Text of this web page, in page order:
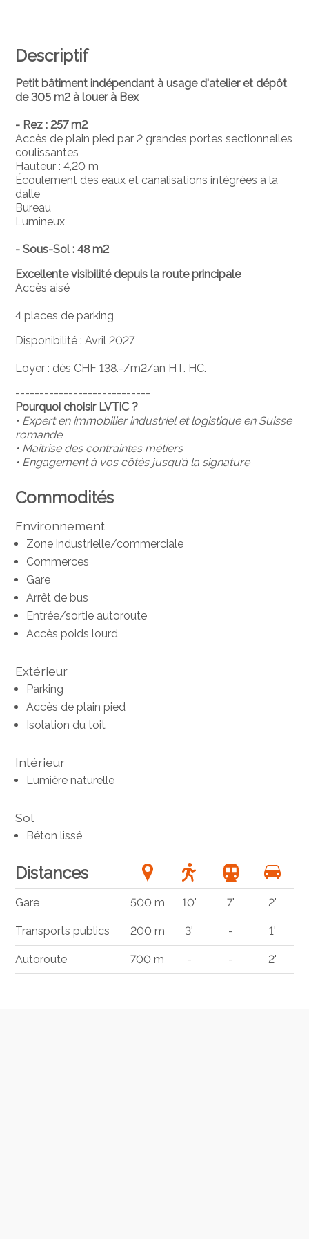
Descriptif
Petit bâtiment indépendant à usage d'atelier et dépôt
de 305 m2 à louer à Bex
- Rez : 257 m2
Accès de plain pied par 2 grandes portes sectionnelles
coulissantes
Hauteur : 4,20 m
Écoulement des eaux et canalisations intégrées à la
dalle
Bureau
Lumineux
- Sous-Sol : 48 m2
Excellente visibilité depuis la route principale
Accès aisé
4 places de parking
Disponibilité : Avril 2027
Loyer : dès CHF 138.-/m2/an HT. HC.
----------------------------
Pourquoi choisir LVTiC ?
• Expert en immobilier industriel et logistique en Suisse
romande
• Maîtrise des contraintes métiers
• Engagement à vos côtés jusqu’à la signature
Commodités
Environnement
Zone industrielle/commerciale
Commerces
Gare
Arrêt de bus
Entrée/sortie autoroute
Accès poids lourd
Extérieur
Parking
Accès de plain pied
Isolation du toit
Intérieur
Lumière naturelle
Sol
Béton lissé
Distances
Gare 500 m 10' 7' 2'
Transports publics 200 m 3' - 1'
Autoroute 700 m - - 2'